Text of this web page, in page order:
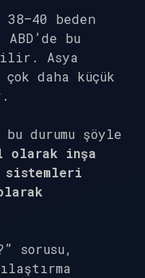
beden
bu
Asya
daha küçük
durumu şöyle
olarak inşa
sorusu,